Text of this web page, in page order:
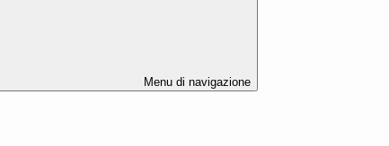
Menu di navigazione